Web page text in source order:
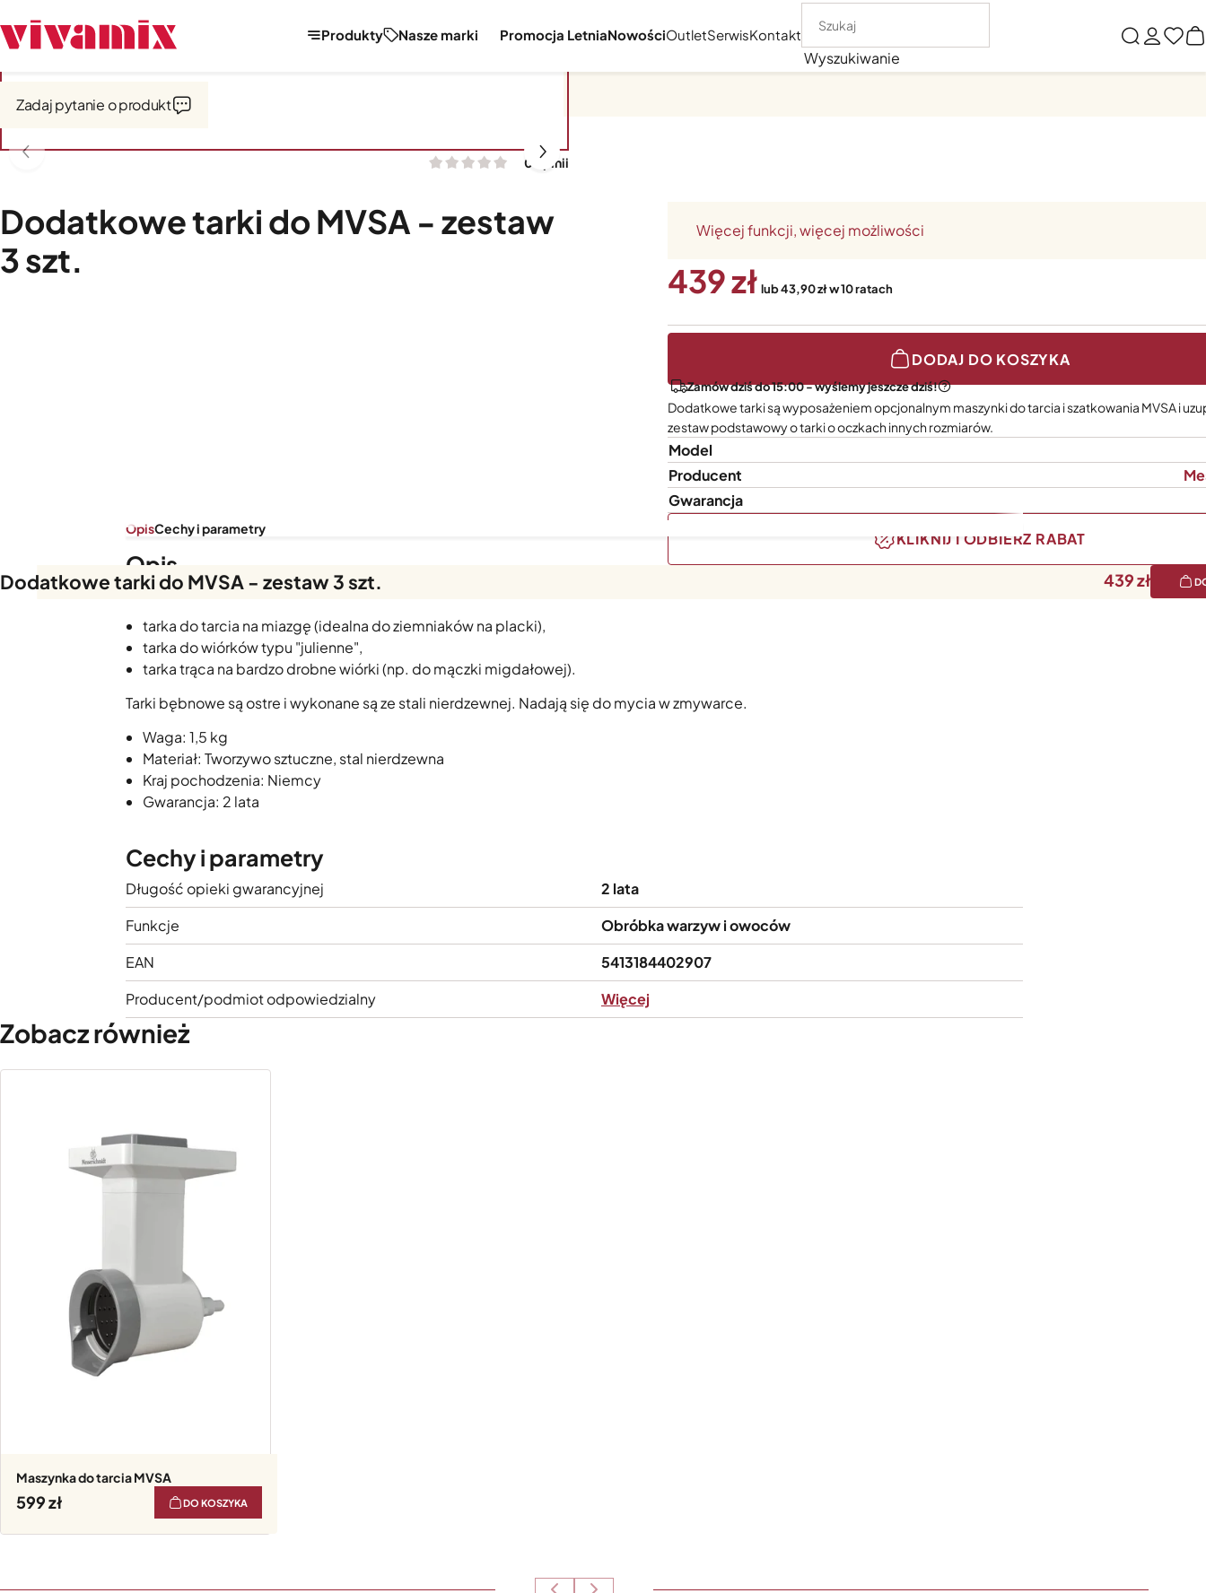
Produkty Nasze marki Promocja LetniaNowościOutletSerwisKontakt
Wyszukiwanie
Miksery, misy, przystawki
0 opinii
Dodatkowe tarki do MVSA - zestaw
3 szt.
Zadaj pytanie o produkt
Więcej funkcji, więcej możliwości
439 lub 43,90 zł w 10 ratach
DODAJ DO KOSZYKA
Zamów dziś do 15:00 - wyślemy jeszcze dziś!
Dodatkowe tarki są wyposażeniem opcjonalnym maszynki do tarcia i szatkowania MVSA i
zestaw podstawowy o tarki o oczkach innych rozmiarów.
Model
Producent
Gwarancja
KLIKNIJ I ODBIERZ RABAT
Dodatkowe tarki do MVSA - zestaw 3 szt. 439
OpisCechy i parametry
Opis
Zestaw trzech dodatkowych tarek bębnowych do maszynki do tarcia i szatkowania
tarka do tarcia na miazgę (idealna do ziemniaków na placki),
tarka do wiórków typu "julienne",
tarka trąca na bardzo drobne wiórki (np. do mączki migdałowej).
Tarki bębnowe są ostre i wykonane są ze stali nierdzewnej. Nadają się do mycia w zmywarce.
Waga: 1,5 kg
Materiał: Tworzywo sztuczne, stal nierdzewna
Kraj pochodzenia: Niemcy
Gwarancja: 2 lata
Cechy i parametry
Długość opieki gwarancyjnej
2 lata
Funkcje
Obróbka warzyw i owoców
EAN
5413184402907
Producent/podmiot odpowiedzialny
Więcej
Zobacz również
Maszynka do tarcia MVSA
599 DO KOSZYKA